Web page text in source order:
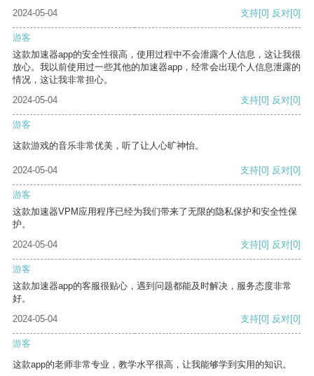
2024-05-04 支持[0] 反对[0]
游客
这款加速器app的安全性很高，使用过程中不会泄露个人信息，这让我很
放心。我以前使用过一些其他的加速器app，经常会出现个人信息泄露的
情况，这让我非常担心。
2024-05-04
支持[0] 反对[0]
游客
这款游戏的音乐非常优美，听了让人心旷神怡。
2024-05-04 支持[0] 反对[0]
游客
这款加速器VPM应用程序已经为我们带来了无限的隐私保护和安全性保
护。
2024-05-04
支持[0] 反对[0]
游客
这款加速器app的客服很贴心，遇到问题都能及时解决，服务态度非常
好。
2024-05-04
支持[0] 反对[0]
游客
这款app的老师非常专业，教学水平很高，让我能够学到实用的知识。